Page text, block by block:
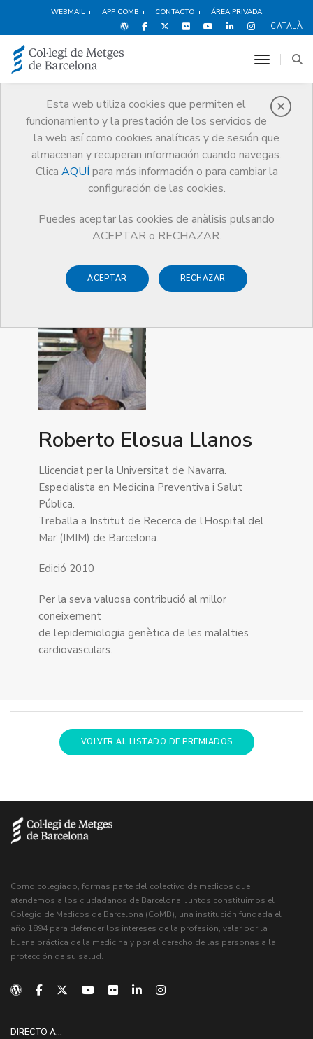
WEBMAIL APP COMB CONTACTO ÁREA PRIVADA
CATALÀ
Esta web utiliza cookies que permiten el
funcionamiento y la prestación de los servicios de
la web así como cookies analíticas y de sesión que
almacenan y recuperan información cuando navegas.
Clica AQUÍ para más información o para cambiar la
configuración de las cookies.
Puedes aceptar las cookies de anàlisis pulsando
ACEPTAR o RECHAZAR.
ACEPTAR RECHAZAR
toggle
Premios
El CoMB Guardonat Edició 2010
Guardonat Edició 2010
Roberto Elosua Llanos
Llicenciat per la Universitat de Navarra.
Especialista en Medicina Preventiva i Salut
Pública.
Treballa a Institut de Recerca de l’Hospital del
Mar (IMIM) de Barcelona.
Edició 2010
Per la seva valuosa contribució al millor
coneixement
de l’epidemiologia genètica de les malalties
cardiovasculars.
VOLVER AL LISTADO DE PREMIADOS
Como colegiado, formas parte del colectivo de médicos que
atendemos a los ciudadanos de Barcelona. Juntos constituimos el
Colegio de Médicos de Barcelona (CoMB), una institución fundada el
año 1894 para defender los intereses de la profesión, velar por la
buena práctica de la medicina y por el derecho de las personas a la
protección de su salud.
DIRECTO A...